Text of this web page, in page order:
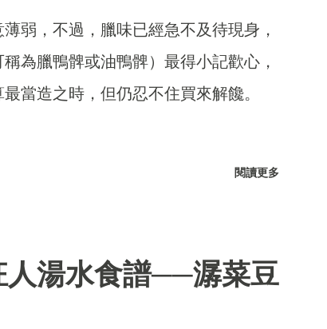
弱，不過，臘味已經急不及待現身，
為臘鴨髀或油鴨髀）最得小記歡心，
當造之時，但仍忍不住買來解饞。
閱讀更多
人湯水食譜──潺菜豆